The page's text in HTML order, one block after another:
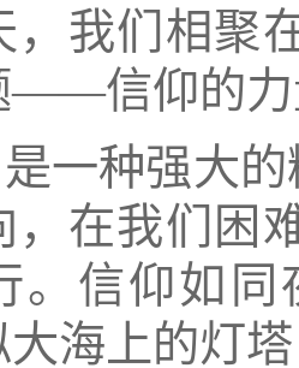
，我们相聚
——信仰的力
一种强大
，在我们困
。信仰如
大海上的灯